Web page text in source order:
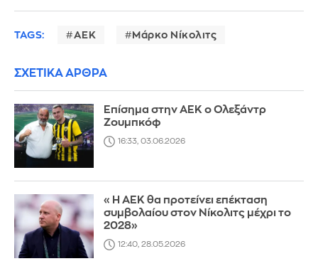
TAGS: ΑΕΚ Μάρκο Νίκολιτς
ΣΧΕΤΙΚΑ ΑΡΘΡΑ
Επίσημα στην ΑΕΚ ο Ολεξάντρ
Ζουμπκόφ
16:33, 03.06.2026
«Η ΑΕΚ θα προτείνει επέκταση
συμβολαίου στον Νίκολιτς μέχρι το
2028»
12:40, 28.05.2026